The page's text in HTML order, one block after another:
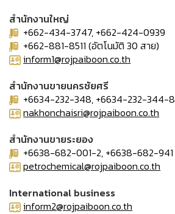
สำนักงานใหญ่
+662-434-3747, +662-424-0939
+662-881-8511 (อัตโนมัติ 30 สาย)
inform1@rojpaiboon.co.th
สำนักงานขายนครชัยศรี
+6634-232-348, +6634-232-344-8
nakhonchaisri@rojpaiboon.co.th
สำนักงานขายระยอง
+6638-682-001-2, +6638-682-941
petrochemical@rojpaiboon.co.th
International business
inform2@rojpaiboon.co.th